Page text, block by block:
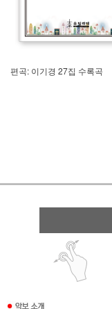
편곡: 이기경 27집 수록곡